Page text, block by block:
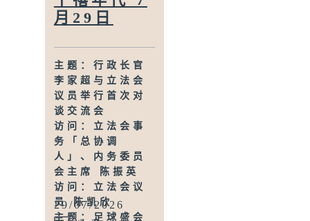
访问：香港红十
秘书长 林传芃
议
访问：港岛东立
击无牌小贩拘捕
14人 检获600公
斤食物
访问：食环署卫
生总督察(小贩)
陈思敏
主题：团体为乐
华南邨长者装大
门感应器 半年处
理226次警报
月29日
主题：行政长官
李家超与立法会
议员举行首次对
谈交流会
访问：立法会事
务「总协调
人」、内务委员
会主席 陈振英
访问：立法会议
员 陈凯欣
主题：足球盛会
29/07/2026